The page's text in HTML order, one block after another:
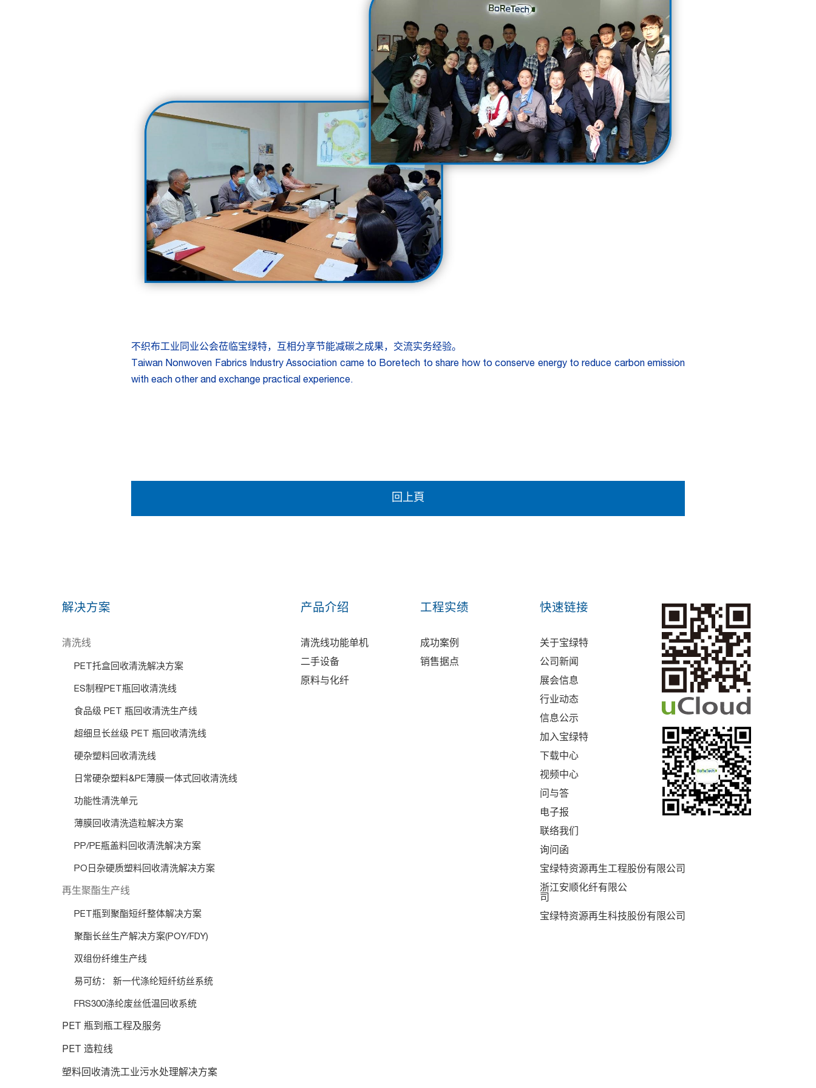
不织布工业同业公会莅临宝绿特，互相分享节能减碳之成果，交流实务经验。
Taiwan Nonwoven Fabrics Industry Association came to Boretech to share how to conserve energy to reduce carbon emission
with each other and exchange practical experience.
回上頁
解决方案
清洗线
PET托盒回收清洗解决方案
ES制程PET瓶回收清洗线
食品级 PET 瓶回收清洗生产线
超细旦长丝级 PET 瓶回收清洗线
硬杂塑料回收清洗线
日常硬杂塑料&PE薄膜一体式回收清洗线
功能性清洗单元
薄膜回收清洗造粒解决方案
PP/PE瓶盖料回收清洗解决方案
PO日杂硬质塑料回收清洗解决方案
再生聚酯生产线
PET瓶到聚酯短纤整体解决方案
聚酯长丝生产解决方案(POY/FDY)
双组份纤维生产线
易可纺： 新一代涤纶短纤纺丝系统
FRS300涤纶废丝低温回收系统
PET 瓶到瓶工程及服务
PET 造粒线
塑料回收清洗工业污水处理解决方案
产品介绍
清洗线功能单机
二手设备
原料与化纤
工程实绩
成功案例
销售据点
快速链接
关于宝绿特
公司新闻
展会信息
行业动态
信息公示
加入宝绿特
下载中心
视频中心
问与答
电子报
联络我们
询问函
宝绿特资源再生工程股份有限公司
浙江安顺化纤有限公
司
宝绿特资源再生科技股份有限公司